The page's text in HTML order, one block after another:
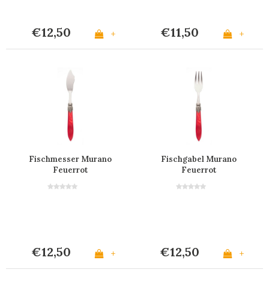
€12,50 + €11,50 +
Fischmesser Murano
Feuerrot
€12,50 +
Fischgabel Murano
Feuerrot
€12,50 +